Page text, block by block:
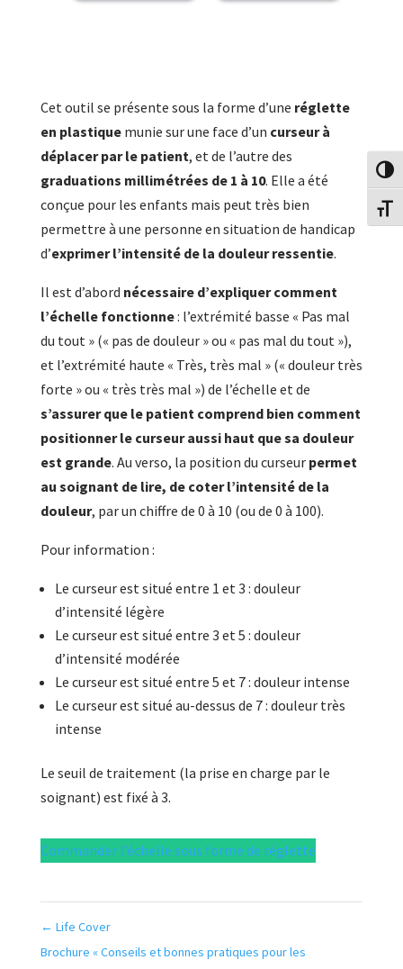
Cet outil se présente sous la forme d’une réglette
en plastiquemunie sur une face d’un curseur à
déplacer par le patient, et de l’autre des
graduations millimétrées de 1 à 10. Elle a été
conçue pour les enfants mais peut très bien
permettre à une personne en situation de handicap
d’exprimer l’intensité de la douleur ressentie.
Il est d’abord nécessaire d’expliquer comment
l’échelle fonctionne: l’extrémité basse « Pas mal
du tout » (« pas de douleur » ou « pas mal du tout »),
et l’extrémité haute « Très, très mal » (« douleur très
forte » ou « très très mal ») de l’échelle et de
s’assurer que le patient comprend bien comment
positionner le curseur aussi haut que sa douleur
est grande. Au verso, la position du curseur permet
au soignant de lire, de coter l’intensité de la
douleur, par un chiffre de 0 à 10 (ou de 0 à 100).
Pour information :
Le curseur est situé entre 1 et 3 : douleur
d’intensité légère
Le curseur est situé entre 3 et 5 : douleur
d’intensité modérée
Le curseur est situé entre 5 et 7 : douleur intense
Le curseur est situé au-dessus de 7 : douleur très
intense
Le seuil de traitement (la prise en charge par le
soignant) est fixé à 3.
Commander l’échelle sous forme de réglette
← Life Cover
Brochure « Conseils et bonnes pratiques pour les